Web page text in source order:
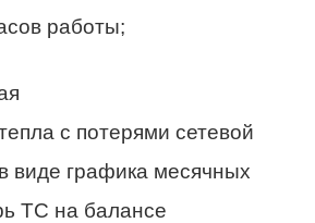
работы;
с потерями сетевой
виде графика месячных
ТС на балансе